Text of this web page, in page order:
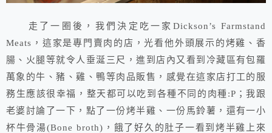
走了一圈後，我們決定吃一家Dickson’s Farmstand
Meats，這家是專門賣肉的店，光看他外頭展示的烤雞、香
腸、火腿等就令人垂涎三尺，進到店內又看到冷藏區有包羅
萬象的牛、豬、雞、鴨等肉品販售，感覺在這家店打工的服
務生應該很幸福，整天都可以吃到各種不同的肉種:P；我跟
老婆討論了一下，點了一份烤半雞、一份馬鈴薯，還有一小
杯牛骨湯(Bone broth)，餓了好久的肚子一看到烤半雞上來